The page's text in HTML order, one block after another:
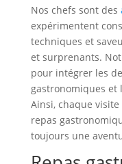
Nos chefs sont des
expérimentent
techniques et
et surprenants.
pour intégrer les
gastronomiques et
Ainsi, chaque
repas
toujours une